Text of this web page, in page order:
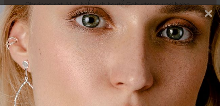
Zurück
Wir nutzen Cookies auf unserer Website. Einige von
diesen sind essenziell, während andere uns helfen,
×